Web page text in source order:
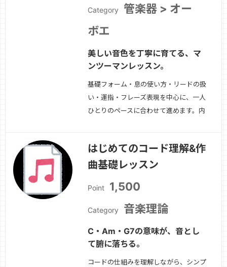
Category
管楽器 > オー
ボエ
美しい音色を丁寧に育てる、マ
ンツーマンレッスン。
基礎フォーム・息の使い方・リードの扱
い・運指・フレーズ表現を中心に、一人
ひとりのペースに合わせて進めます。内
ギング・ロングトーン・表現・曲練習・
課題整理吹奏楽・ソロ・趣味演奏、目的
はじめてのコード理解&作
曲基礎レッスン
Point 1,500
Category 音楽理論
C・Am・G7の意味が、音とし
て腑に落ちる。
コードの仕組みを理解しながら、シンプ